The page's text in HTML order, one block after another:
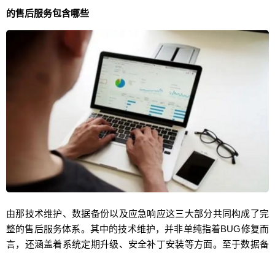
的售后服务包含哪些
由那技术维护、数据备份以及应急响应这三大部分共同构成了完
整的售后服务体系。其中的技术维护，并非单纯指着BUG修复而
言，还涵盖着系统定期升级、安全补丁安装等方面。至于数据备